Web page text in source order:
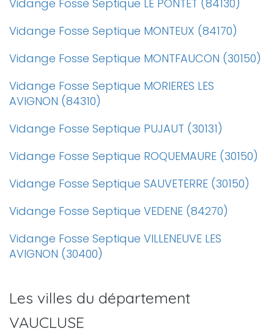
Vidange Fosse Septique LE PONTET (84130)
Vidange Fosse Septique MONTEUX (84170)
Vidange Fosse Septique MONTFAUCON (30150)
Vidange Fosse Septique MORIERES LES
AVIGNON (84310)
Vidange Fosse Septique PUJAUT (30131)
Vidange Fosse Septique ROQUEMAURE (30150)
Vidange Fosse Septique SAUVETERRE (30150)
Vidange Fosse Septique VEDENE (84270)
Vidange Fosse Septique VILLENEUVE LES
AVIGNON (30400)
Les villes du département
VAUCLUSE